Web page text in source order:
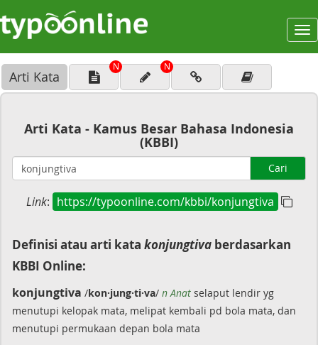
Arti Kata
N N
Arti Kata - Kamus Besar Bahasa Indonesia
(KBBI)
Cari
Link: https://typoonline.com/kbbi/konjungtiva
Definisi atau arti kata konjungtiva berdasarkan
KBBI Online:
konjungtiva /kon·jung·ti·va/ n Anat selaput lendir yg
menutupi kelopak mata, melipat kembali pd bola mata, dan
menutupi permukaan depan bola mata